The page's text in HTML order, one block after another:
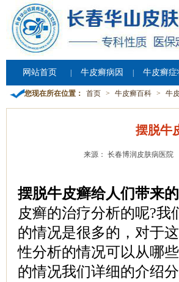
网站首页 牛皮癣病因 牛皮癣症
您现在所在位置： 首页 > 牛皮癣百科 > 牛
摆脱牛
来源： 长春博润皮肤病医院
摆脱牛皮癣给人们带来
皮癣的治疗分析的呢?
的情况是很多的，对于
性分析的情况可以从哪
的情况我们详细的介绍